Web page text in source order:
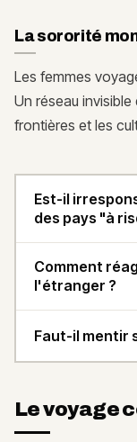
La sororité
Les femmes
Un réseau
frontières et les
Est-il
des pays "à
Comment
l'étranger ?
Faut-il mentir
Le voyage